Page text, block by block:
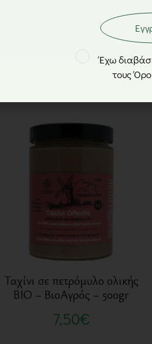
Ταχίνι σε πετρόμυλο ολικής
BIO – ΒιοΑγρός – 500gr
7,50€
Έχω
τους